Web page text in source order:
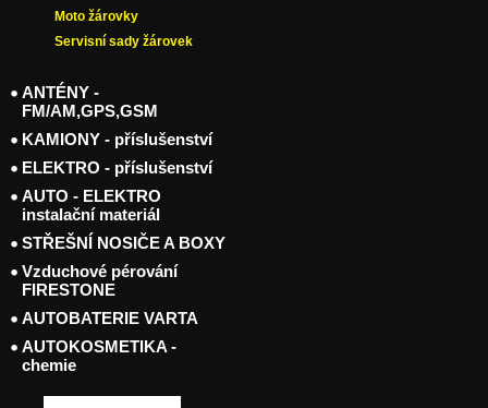
Moto žárovky
Servisní sady žárovek
ANTÉNY -
FM/AM,GPS,GSM
KAMIONY - příslušenství
ELEKTRO - příslušenství
AUTO - ELEKTRO
instalační materiál
STŘEŠNÍ NOSIČE A BOXY
Vzduchové pérování
FIRESTONE
AUTOBATERIE VARTA
AUTOKOSMETIKA -
chemie